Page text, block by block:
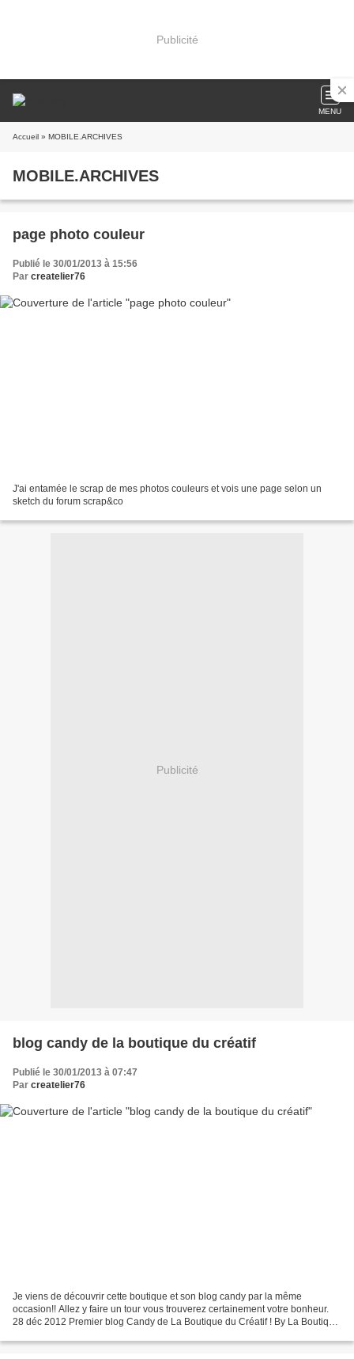
Publicité
MENU
Accueil » MOBILE.ARCHIVES
MOBILE.ARCHIVES
page photo couleur
Publié le 30/01/2013 à 15:56
Par createlier76
J'ai entamée le scrap de mes photos couleurs et vois une page selon un
sketch du forum scrap&co
Publicité
blog candy de la boutique du créatif
Publié le 30/01/2013 à 07:47
Par createlier76
Je viens de découvrir cette boutique et son blog candy par la même
occasion!! Allez y faire un tour vous trouverez certainement votre bonheur.
28 déc 2012 Premier blog Candy de La Boutique du Créatif ! By La Boutique